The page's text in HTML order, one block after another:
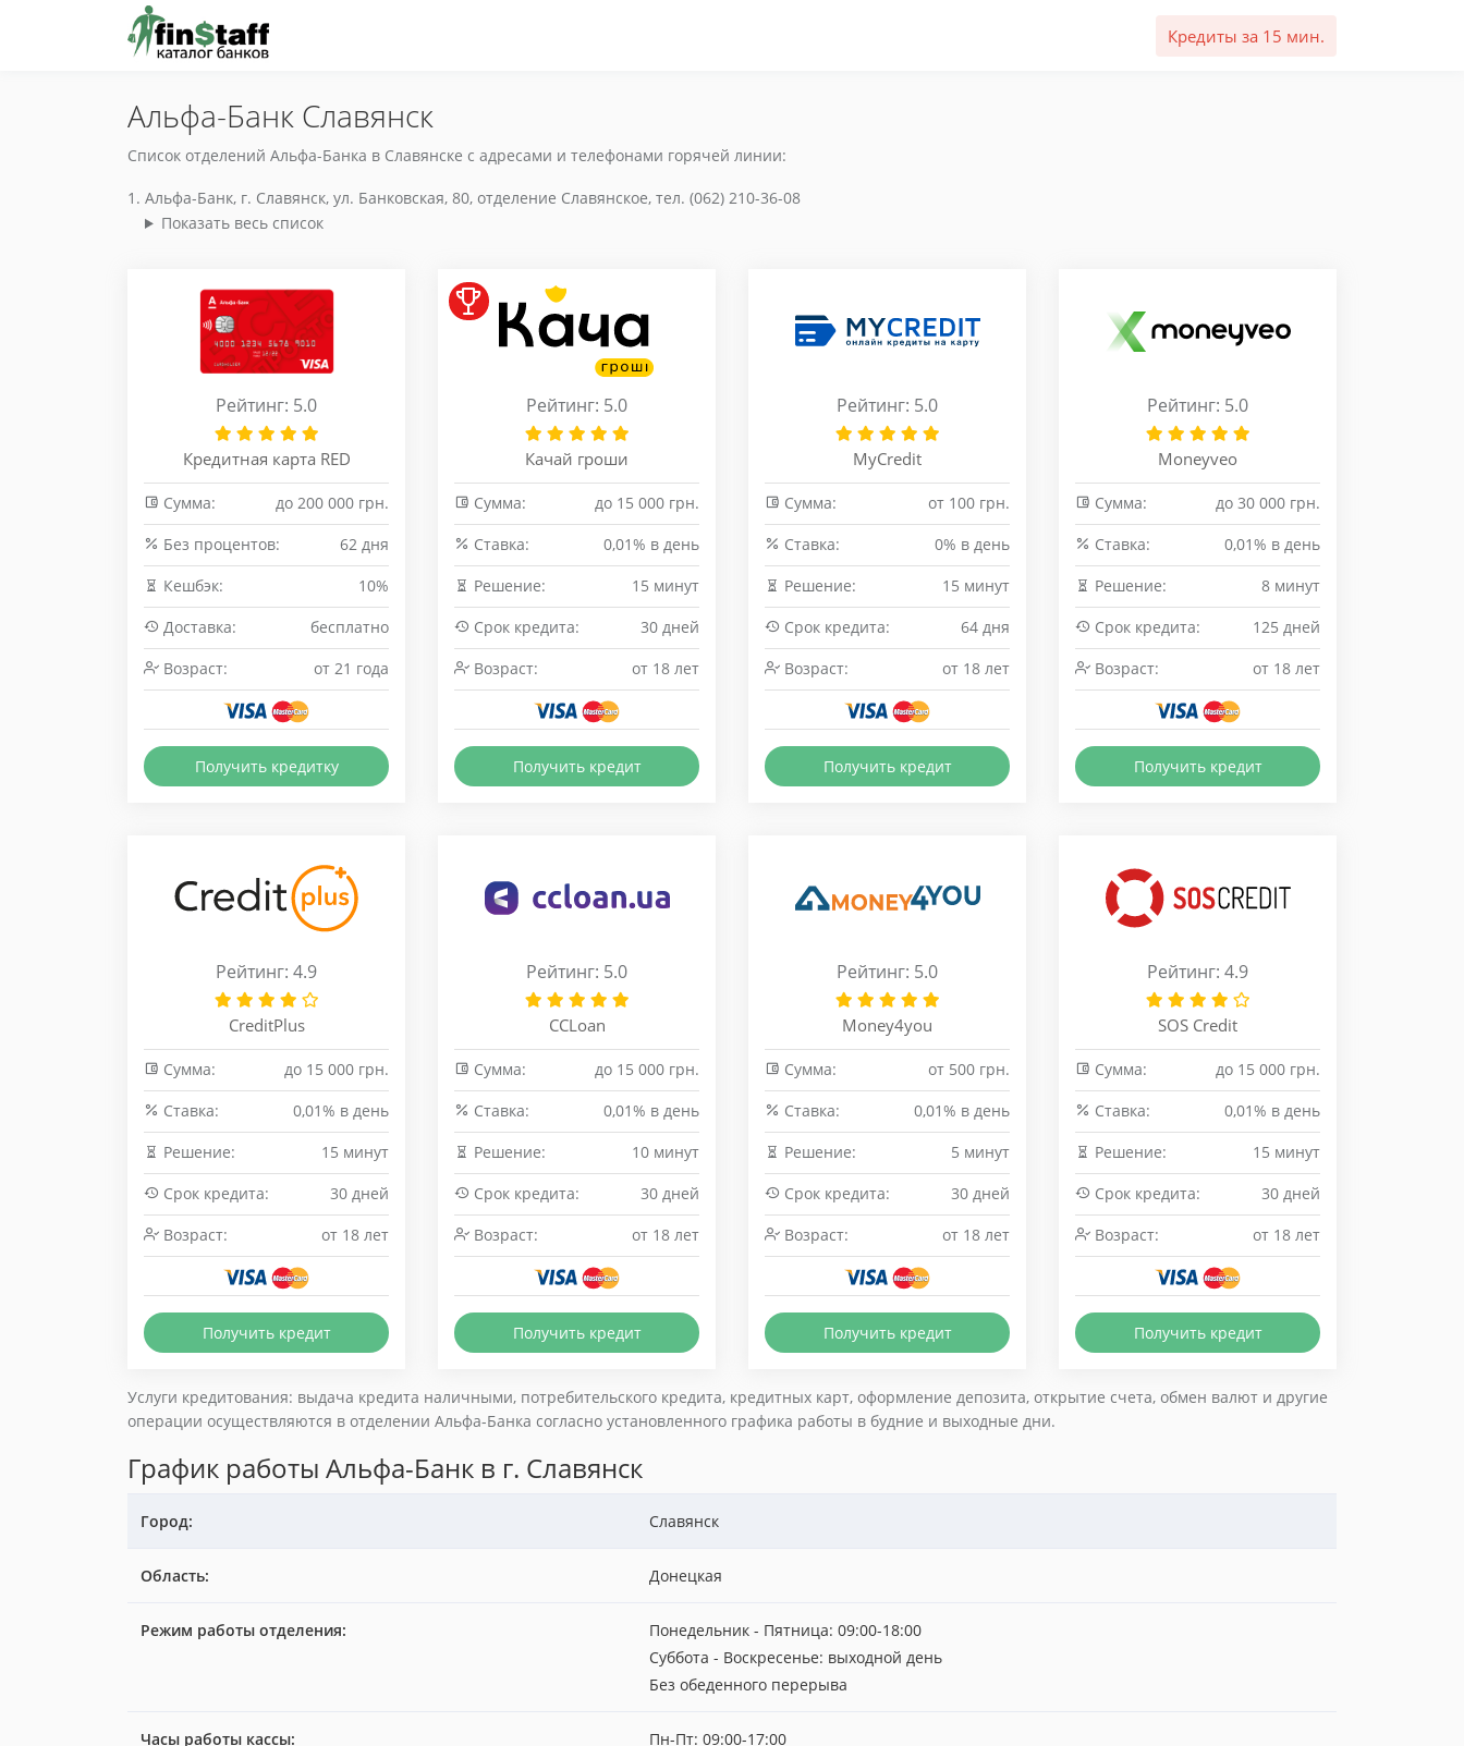
Кредиты за 15 мин.
Альфа-Банк Славянск
Список отделений Альфа-Банка в Славянске с адресами и телефонами горячей линии:
Альфа-Банк, г. Славянск, ул. Банковская, 80, отделение Славянское, тел. (062) 210-36-08
Показать весь список
Рейтинг: 5.0
Кредитная карта RED
Сумма:
до 200 000 грн.
Без процентов:
62 дня
Кешбэк:
10%
Доставка:
бесплатно
Возраст:
от 21 года
Получить кредитку
Рейтинг: 5.0
Качай гроши
Сумма:
до 15 000 грн.
Cтавка:
0,01% в день
Решение:
15 минут
Срок кредита:
30 дней
Возраст:
от 18 лет
Получить кредит
Рейтинг: 5.0
MyCredit
Сумма:
от 100 грн.
Cтавка:
0% в день
Решение:
15 минут
Срок кредита:
64 дня
Возраст:
от 18 лет
Получить кредит
Рейтинг: 5.0
Moneyveo
Сумма:
до 30 000 грн.
Cтавка:
0,01% в день
Решение:
8 минут
Срок кредита:
125 дней
Возраст:
от 18 лет
Получить кредит
Рейтинг: 4.9
CreditPlus
Сумма:
до 15 000 грн.
Cтавка:
0,01% в день
Решение:
15 минут
Срок кредита:
30 дней
Возраст:
от 18 лет
Получить кредит
Рейтинг: 5.0
CCLoan
Сумма:
до 15 000 грн.
Cтавка:
0,01% в день
Решение:
10 минут
Срок кредита:
30 дней
Возраст:
от 18 лет
Получить кредит
Рейтинг: 5.0
Money4you
Сумма:
от 500 грн.
Cтавка:
0,01% в день
Решение:
5 минут
Срок кредита:
30 дней
Возраст:
от 18 лет
Получить кредит
Рейтинг: 4.9
SOS Credit
Сумма:
до 15 000 грн.
Cтавка:
0,01% в день
Решение:
15 минут
Срок кредита:
30 дней
Возраст:
от 18 лет
Получить кредит
Услуги кредитования: выдача кредита наличными, потребительского кредита, кредитных карт, оформление депозита, открытие счета, обмен валют и другие
операции осуществляются в отделении Альфа-Банка согласно установленного графика работы в будние и выходные дни.
График работы Альфа-Банк в г. Славянск
Город: Славянск
Область: Донецкая
Режим работы отделения:
Понедельник - Пятница: 09:00-18:00
Суббота - Воскресенье: выходной день
Без обеденного перерыва
Часы работы кассы: Пн-Пт: 09:00-17:00